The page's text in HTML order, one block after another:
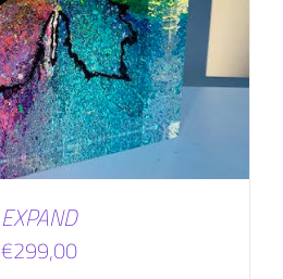
EXPAND
€299,00